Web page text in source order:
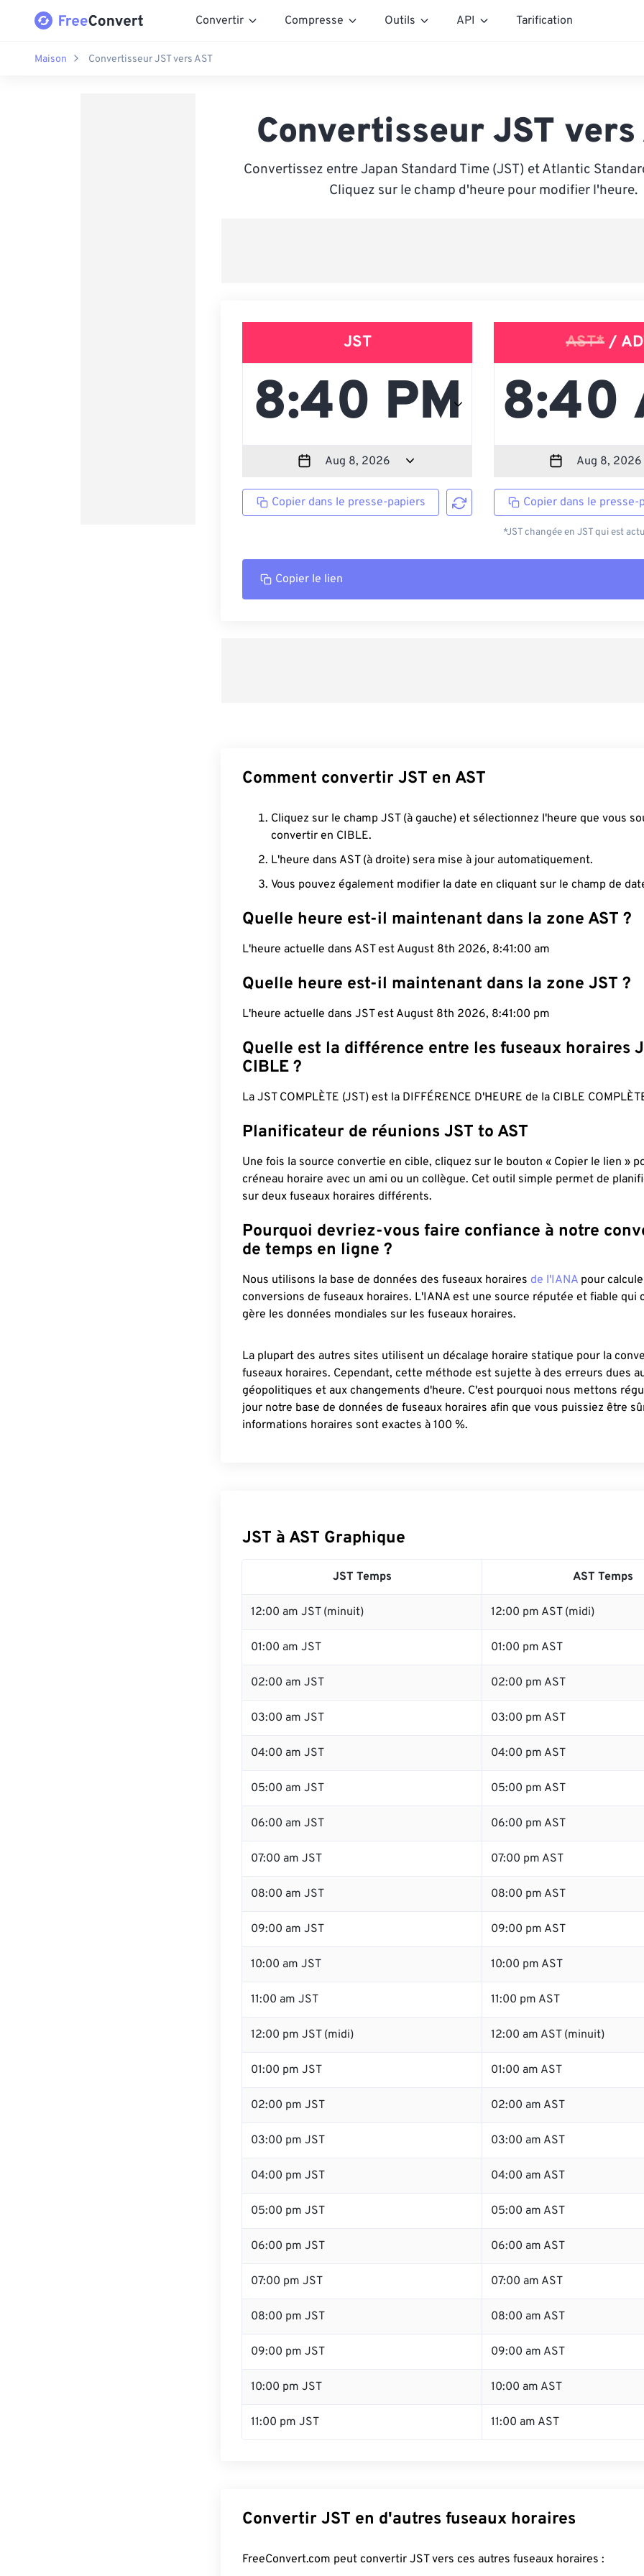
Convertir Compresse Outils API Tarification
Maison Convertisseur JST vers AST
Convertisseur JST vers
Convertissez entre Japan Standard Time (JST) et Atlantic
Cliquez sur le champ d'heure pour modifier l'heure.
JST
Copier dans le presse-papiers
AST*/
Copier dans le presse-
*JST changée en JST qui est
Copier le lien
Comment convertir JST en AST
Cliquez sur le champ JST (à gauche) et sélectionnez l'heure que vous
convertir en CIBLE.
L'heure dans AST (à droite) sera mise à jour automatiquement.
Vous pouvez également modifier la date en cliquant sur le champ de
Quelle heure est-il maintenant dans la zone AST ?
L'heure actuelle dans AST est August 8th 2026, 8:41:01 am
Quelle heure est-il maintenant dans la zone JST ?
L'heure actuelle dans JST est August 8th 2026, 8:41:01 pm
Quelle est la différence entre les fuseaux horaires
CIBLE ?
La JST COMPLÈTE (JST) est la DIFFÉRENCE D'HEURE de la CIBLE
Planificateur de réunions JST to AST
Une fois la source convertie en cible, cliquez sur le bouton « Copier le lien »
créneau horaire avec un ami ou un collègue. Cet outil simple permet de
sur deux fuseaux horaires différents.
Pourquoi devriez-vous faire confiance à notre
de temps en ligne ?
Nous utilisons la base de données des fuseaux horaires de l'IANA pour
conversions de fuseaux horaires. L'IANA est une source réputée et fiable qui
gère les données mondiales sur les fuseaux horaires.
La plupart des autres sites utilisent un décalage horaire statique pour la
fuseaux horaires. Cependant, cette méthode est sujette à des erreurs dues
géopolitiques et aux changements d'heure. C'est pourquoi nous mettons
jour notre base de données de fuseaux horaires afin que vous puissiez être
informations horaires sont exactes à 100 %.
JST à AST Graphique
JST Temps AST Temps
12:00 am JST (minuit) 12:00 pm AST (midi)
01:00 am JST 01:00 pm AST
02:00 am JST 02:00 pm AST
03:00 am JST 03:00 pm AST
04:00 am JST 04:00 pm AST
05:00 am JST 05:00 pm AST
06:00 am JST 06:00 pm AST
07:00 am JST 07:00 pm AST
08:00 am JST 08:00 pm AST
09:00 am JST 09:00 pm AST
10:00 am JST 10:00 pm AST
11:00 am JST 11:00 pm AST
12:00 pm JST (midi) 12:00 am AST (minuit)
01:00 pm JST 01:00 am AST
02:00 pm JST 02:00 am AST
03:00 pm JST 03:00 am AST
04:00 pm JST 04:00 am AST
05:00 pm JST 05:00 am AST
06:00 pm JST 06:00 am AST
07:00 pm JST 07:00 am AST
08:00 pm JST 08:00 am AST
09:00 pm JST 09:00 am AST
10:00 pm JST 10:00 am AST
11:00 pm JST 11:00 am AST
Convertir JST en d'autres fuseaux horaires
FreeConvert.com peut convertir JST vers ces autres fuseaux horaires :